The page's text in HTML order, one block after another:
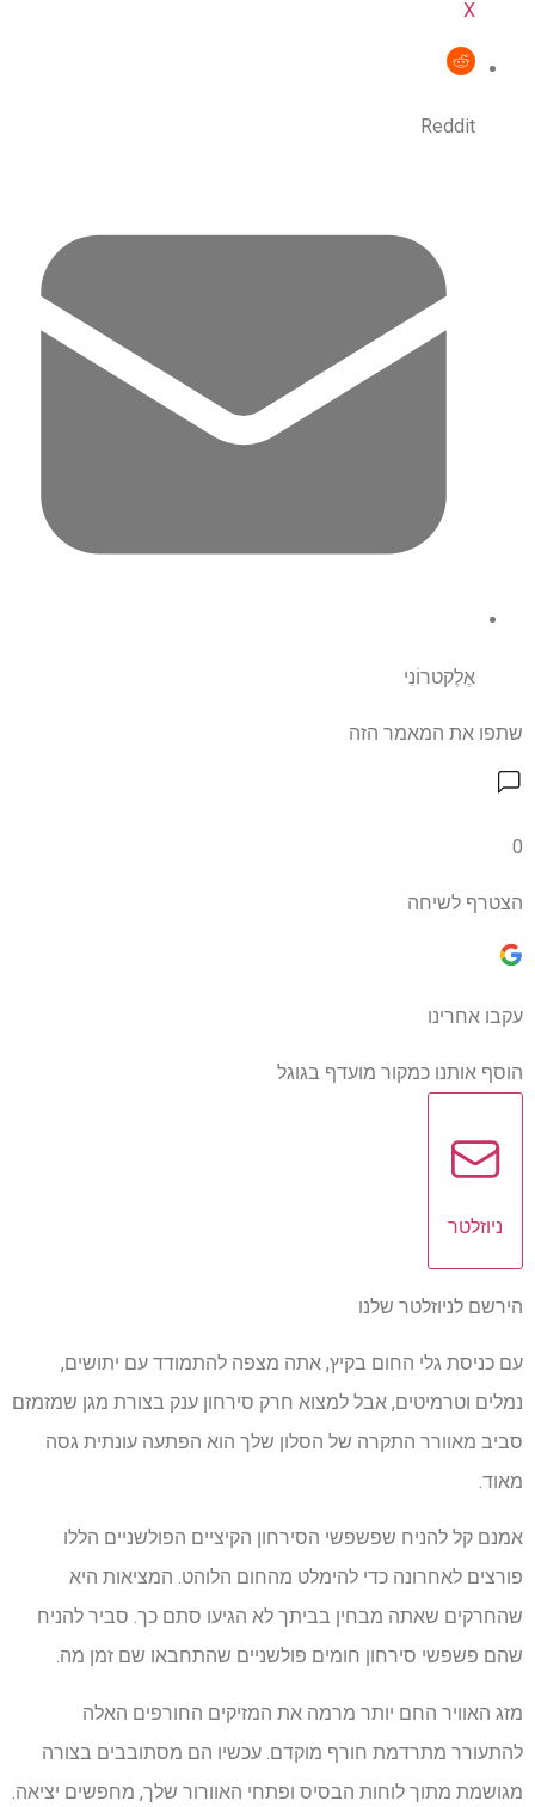
X
Reddit
אֶלֶקטרוֹנִי
שתפו את המאמר הזה
0
הצטרף לשיחה
עקבו אחרינו
הוסף אותנו כמקור מועדף בגוגל
ניוזלטר
הירשם לניוזלטר שלנו
עם כניסת גלי החום בקיץ, אתה מצפה להתמודד עם יתושים,
נמלים וטרמיטים, אבל למצוא חרק סירחון ענק בצורת מגן שמזמזם
סביב מאוורר התקרה של הסלון שלך הוא הפתעה עונתית גסה
מאוד.
אמנם קל להניח שפשפשי הסירחון הקיציים הפולשניים הללו
פורצים לאחרונה כדי להימלט מהחום הלוהט. המציאות היא
שהחרקים שאתה מבחין בביתך לא הגיעו סתם כך. סביר להניח
שהם פשפשי סירחון חומים פולשניים שהתחבאו שם זמן מה.
מזג האוויר החם יותר מרמה את המזיקים החורפים האלה
להתעורר מתרדמת חורף מוקדם. עכשיו הם מסתובבים בצורה
מגושמת מתוך לוחות הבסיס ופתחי האוורור שלך, מחפשים יציאה.